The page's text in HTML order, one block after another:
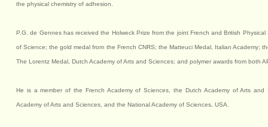
the physical chemistry of adhesion.
P.G. de Gennes has received the Holweck Prize from the joint French and British
of Science; the gold medal from the French CNRS; the Matteuci Medal, Italian Academy;
The Lorentz Medal, Dutch Academy of Arts and Sciences; and polymer awards from both
He is a member of the French Academy of Sciences, the Dutch Academy of Arts and
Academy of Arts and Sciences, and the National Academy of Sciences, USA.